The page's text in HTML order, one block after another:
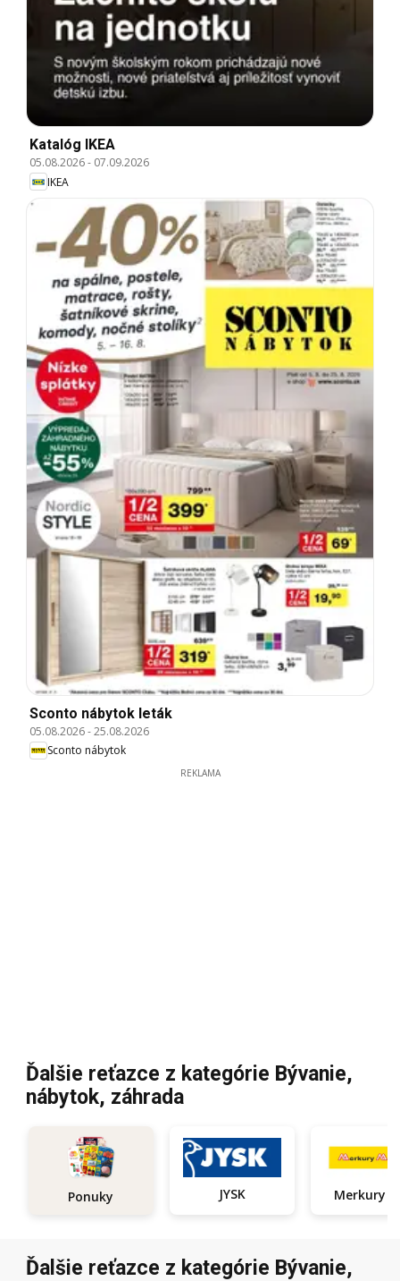
Katalóg IKEA
05.08.2026- 07.09.2026
IKEA
Sconto nábytok leták
05.08.2026-25.08.2026
Sconto nábytok
REKLAMA
Ďalšie reťazce z kategórie Bývanie,
nábytok, záhrada
Ponuky JYSK
Ďalšie reťazce z kategórie Bývanie,